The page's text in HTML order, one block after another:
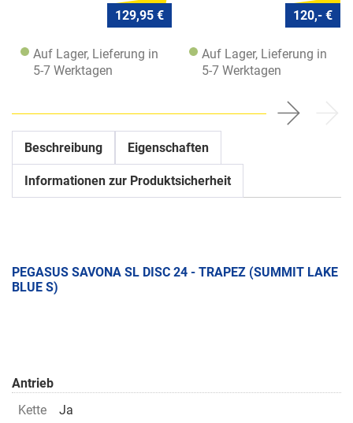
129,95 €
Auf Lager, Lieferung in
5-7 Werktagen
120,- €
Auf Lager, Lieferung in
5-7 Werktagen
Beschreibung Eigenschaften
Informationen zur Produktsicherheit
PEGASUS SAVONA SL DISC 24 - TRAPEZ (SUMMIT LAKE
BLUE S)
Antrieb
Kette
Ja